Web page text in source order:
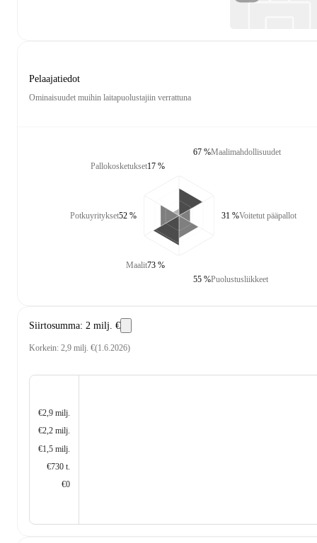
Pelaajatiedot
Ominaisuudet muihin laitapuolustajiin verrattuna
Pallokosketukset17 %
Potkuyritykset52 %
Maalit73 %
Maalimahdollisuudet
67 %
Voitetut pääpallot
31 %
Puolustusliikkeet
55 %
Siirtosumma: 2 milj. €
Korkein: 2,9 milj. €(1.6.2026)
€2,9 milj.
€2,2 milj.
€1,5 milj.
€730 t.
€0